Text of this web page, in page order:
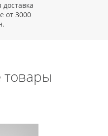
доставка
от 3000